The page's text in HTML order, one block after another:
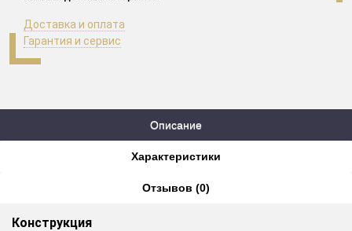
Доставка и оплата
Гарантия и сервис
Описание
Характеристики
Отзывов (0)
Конструкция